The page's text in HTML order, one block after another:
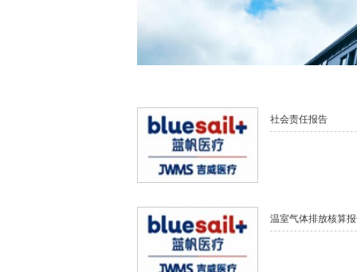
社会责任报告
温室气体排放核算